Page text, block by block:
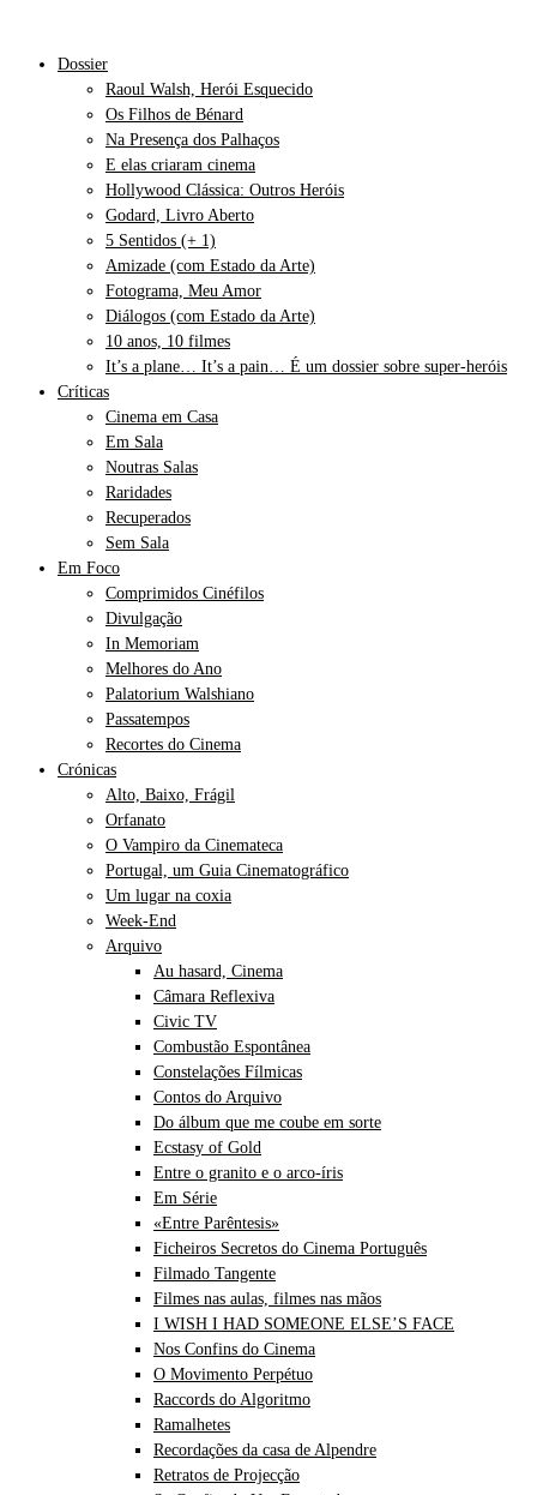
Dossier
Raoul Walsh, Herói Esquecido
Os Filhos de Bénard
Na Presença dos Palhaços
E elas criaram cinema
Hollywood Clássica: Outros Heróis
Godard, Livro Aberto
5 Sentidos (+ 1)
Amizade (com Estado da Arte)
Fotograma, Meu Amor
Diálogos (com Estado da Arte)
10 anos, 10 filmes
It’s a plane… It’s a pain… É um dossier sobre super-heróis
Críticas
Cinema em Casa
Em Sala
Noutras Salas
Raridades
Recuperados
Sem Sala
Em Foco
Comprimidos Cinéfilos
Divulgação
In Memoriam
Melhores do Ano
Palatorium Walshiano
Passatempos
Recortes do Cinema
Crónicas
Alto, Baixo, Frágil
Orfanato
O Vampiro da Cinemateca
Portugal, um Guia Cinematográfico
Um lugar na coxia
Week-End
Arquivo
Au hasard, Cinema
Câmara Reflexiva
Civic TV
Combustão Espontânea
Constelações Fílmicas
Contos do Arquivo
Do álbum que me coube em sorte
Ecstasy of Gold
Entre o granito e o arco-íris
Em Série
«Entre Parêntesis»
Ficheiros Secretos do Cinema Português
Filmado Tangente
Filmes nas aulas, filmes nas mãos
I WISH I HAD SOMEONE ELSE’S FACE
Nos Confins do Cinema
O Movimento Perpétuo
Raccords do Algoritmo
Ramalhetes
Recordações da casa de Alpendre
Retratos de Projecção